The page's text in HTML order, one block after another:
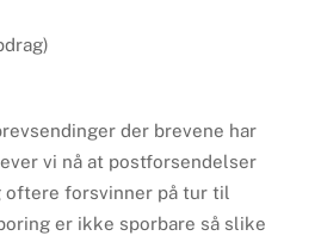
der brevene har
vi nå at postforsendelser
oftere forsvinner på tur til
er ikke sporbare så slike